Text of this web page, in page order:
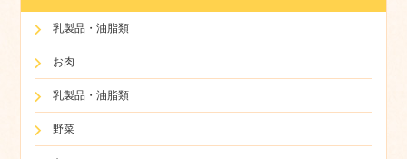
乳製品・油脂類
お肉
乳製品・油脂類
野菜